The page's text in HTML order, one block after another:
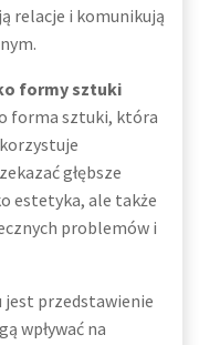
relacje i komunikują
formy sztuki
forma sztuki, która
głębsze
estetyka, ale także
problemów i
jest przedstawienie
wpływać na